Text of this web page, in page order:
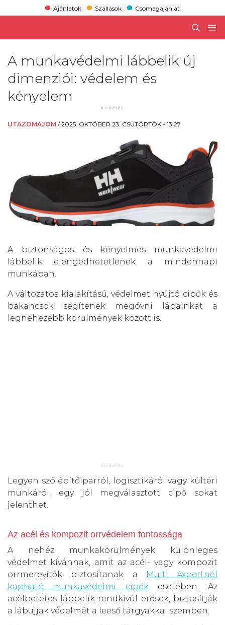
Ajánlatok Szállások Csomagajánlat
A munkavédelmi lábbelik új
dimenziói: védelem és
kényelem
UTAZOMAJOM /2025. OKTÓBER 23. CSÜTÖRTÖK - 13:27
A biztonságos és kényelmes munkavédelmi
lábbelik elengedhetetlenek a mindennapi
munkában.
A változatos kialakítású, védelmet nyújtó cipők és
bakancsok segítenek megóvni lábainkat a
legnehezebb körülmények között is.
Legyen szó építőiparról, logisztikáról vagy kültéri
munkáról, egy jól megválasztott cipő sokat
jelenthet.
Az acél és kompozit orrvédelem fontossága
A nehéz munkakörülmények különleges
védelmet kívánnak, amit az acél- vagy kompozit
orrmerevítők biztosítanak a
Multi Axpertnél
kapható munkavédelmi cipőkesetében. Az
acélbetétes lábbelik rendkívül erősek, biztosítják
a lábujjak védelmét a leeső tárgyakkal szemben.